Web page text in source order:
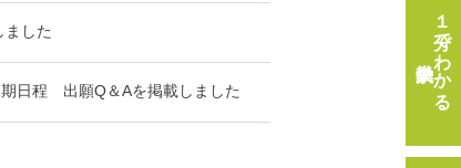
ました
日程 出願Q＆Aを掲載しました １分でわかる